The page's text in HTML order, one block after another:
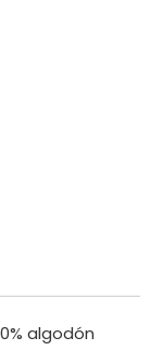
algodón